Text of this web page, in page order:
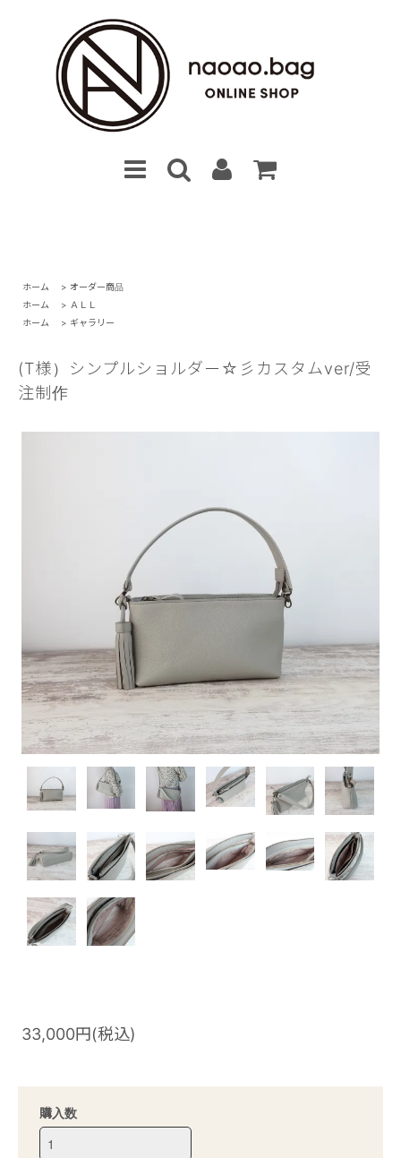
ホーム > オーダー商品
ホーム
> ＡＬＬ
ホーム
> ギャラリー
(T様）シンプルショルダー☆彡カスタムver/受
注制作
33,000円(税込)
購入数